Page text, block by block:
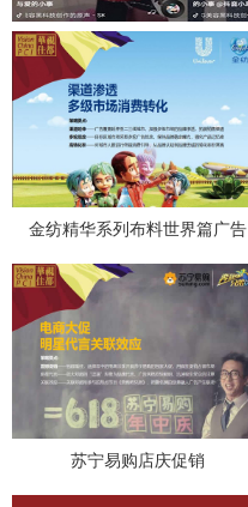
金纺精华系列布料世界篇广告
苏宁易购店庆促销